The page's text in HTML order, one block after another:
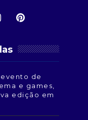
de
e games,
edição em